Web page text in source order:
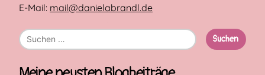
E-Mail: mail@danielabrandl.de
Suche
nach: